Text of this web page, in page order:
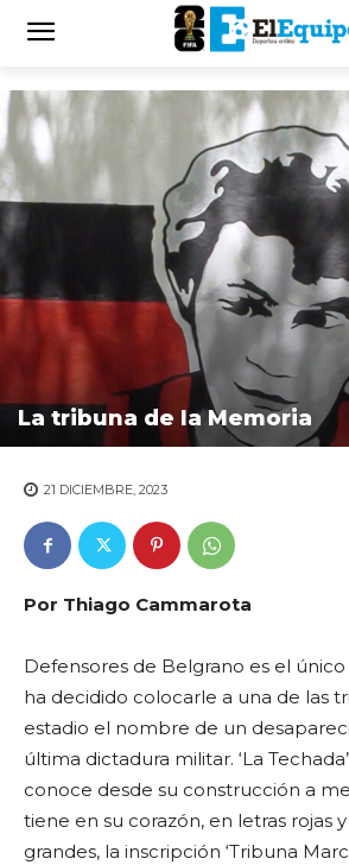
La tribuna de la Memoria
21 DICIEMBRE, 2023
Por Thiago Cammarota
Defensores de Belgrano es el
ha decidido colocarle a una de las
estadio el nombre de un
última dictadura militar. ‘La
conoce desde su construcción a
tiene en su corazón, en letras rojas
grandes, la inscripción ‘Tribuna